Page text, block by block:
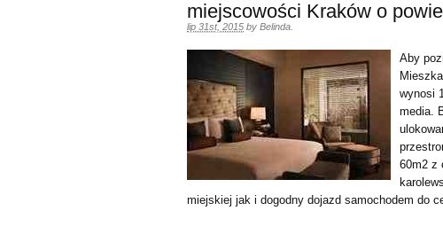
miejscowości Kraków o
lip 31st, 2015 by Belinda
Aby
wynosi
media.
60m2 z
miejskiej jak i dogodny dojazd samochodem do